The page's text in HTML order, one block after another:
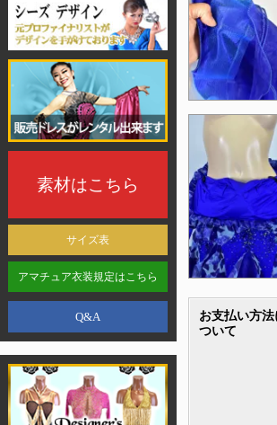
素材はこちら
サイズ表
アマチュア衣装規定はこちら
Q&A
お支払い方法
ついて